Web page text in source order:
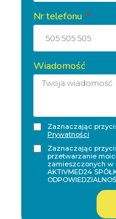
Nr telefonu
Wiadomość
Zaznaczając
Prywatności
Zaznaczając
przetwarzanie
zamieszczonych w
AKTIVMED24